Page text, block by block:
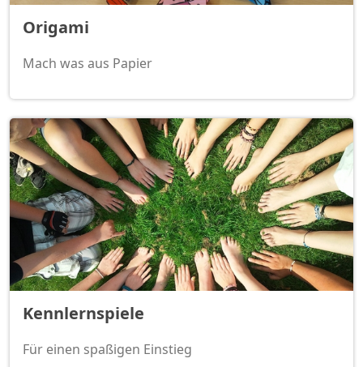
Origami
Mach was aus Papier
Kennlernspiele
Für einen spaßigen Einstieg